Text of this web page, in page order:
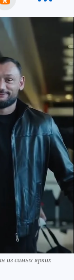
из самых ярких